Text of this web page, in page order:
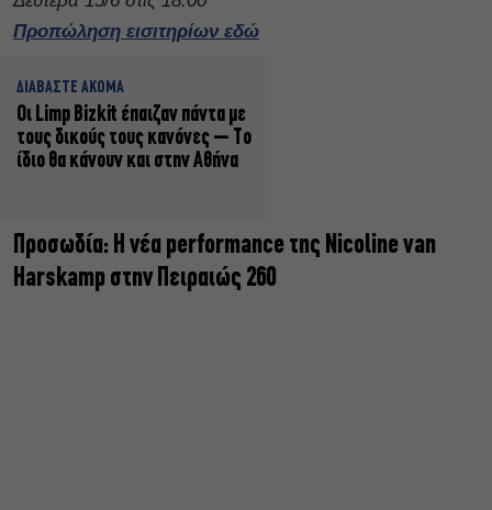
Προπώληση εισιτηρίων εδώ
ΔΙΑΒΑΣΤΕ ΑΚΟΜΑ
Οι Limp Bizkit έπαιζαν πάντα με
τους δικούς τους κανόνες – Το
ίδιο θα κάνουν και στην Αθήνα
Προσωδία: Η νέα performance της Nicoline van
Harskamp στην Πειραιώς 260